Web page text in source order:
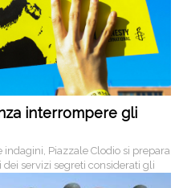
interrompere gli
Piazzale Clodio si prepara
servizi segreti considerati gli
ad al-Sisi: è tempo di